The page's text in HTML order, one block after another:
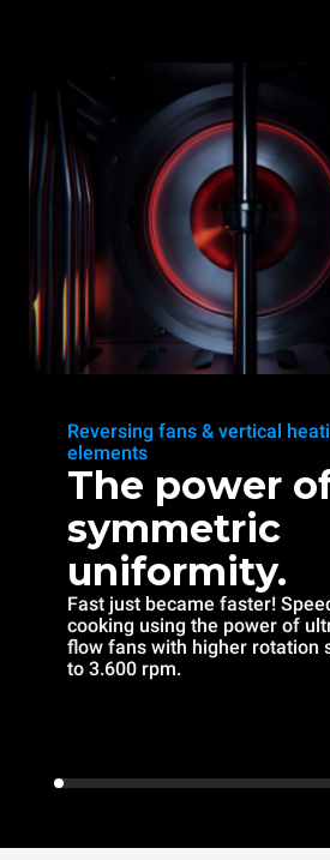
Reversing fans & vertical
elements
The power
symmetric
uniformity.
Fast just became faster!
cooking using the power of
flow fans with higher rotation
to 3.600 rpm.